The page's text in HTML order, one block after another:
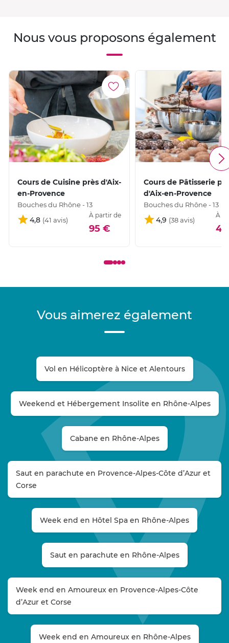
Nous vous proposons également
Cours de Cuisine près d'Aix-
en-Provence
Bouches du Rhône - 13
4,8
À partir de
95 €
Cours de Pâtisserie
d'Aix-en-Provence
Bouches du Rhône - 13
4,9
À
Vous aimerez également
Vol en Hélicoptère à Nice et Alentours
Weekend et Hébergement Insolite en Rhône-Alpes
Cabane en Rhône-Alpes
Saut en parachute en Provence-Alpes-Côte d’Azur et
Corse
Week end en Hôtel Spa en Rhône-Alpes
Saut en parachute en Rhône-Alpes
Week end en Amoureux en Provence-Alpes-Côte
d’Azur et Corse
Week end en Amoureux en Rhône-Alpes